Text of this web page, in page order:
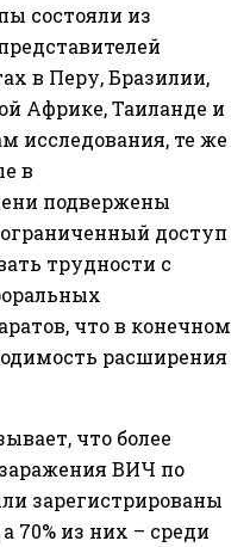
состояли из
в Перу, Бразилии,
Африке, Таиланде и
исследования, те же
в
подвержены
доступ
трудности с
что в конечном
расширения
что более
ВИЧ по
зарегистрированы
70% из них – среди